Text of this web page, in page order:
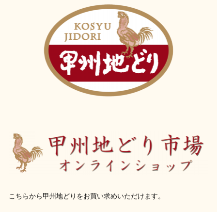
こちらから甲州地どりをお買い求めいただけます。